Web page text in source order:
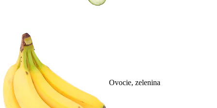
Ovocie, zelenina